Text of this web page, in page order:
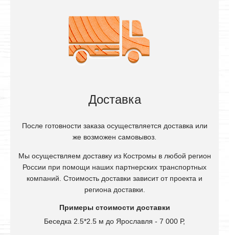
Доставка
После готовности заказа осуществляется доставка или
же возможен самовывоз.
Мы осуществляем доставку из Костромы в любой регион
России при помощи наших партнерских транспортных
компаний. Стоимость доставки зависит от проекта и
региона доставки.
Примеры стоимости доставки
Беседка 2.5*2.5 м до Ярославля - 7 000 Р,